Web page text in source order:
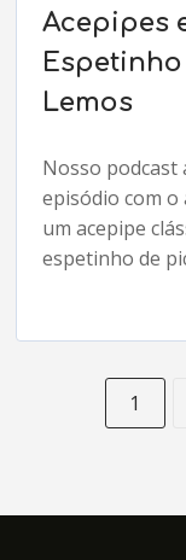
Acepipes
Lemos
Nosso podcast
episódio com
um acepipe
espetinho de
1